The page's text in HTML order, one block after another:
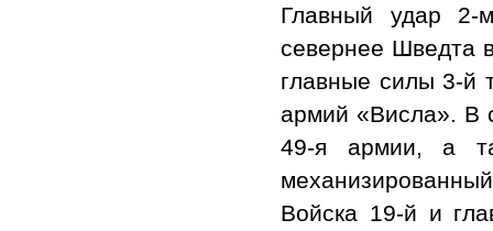
Главный удар 2-
севернее Шведта
главные силы 3-й
армий «Висла». В
49-я армии, а
Войска 19-й и